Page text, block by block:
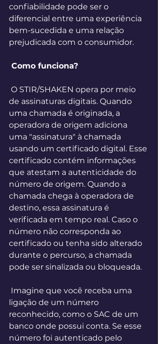
confiabilidade pode ser o
diferencial entre uma experiência
bem-sucedida e uma relação
prejudicada com o consumidor.
Como funciona?
O STIR/SHAKEN opera por meio
de assinaturas digitais. Quando
uma chamada é originada, a
operadora de origem adiciona
uma "assinatura" à chamada
usando um certificado digital. Esse
certificado contém informações
que atestam a autenticidade do
número de origem. Quando a
chamada chega à operadora de
destino, essa assinatura é
verificada em tempo real. Caso o
número não corresponda ao
certificado ou tenha sido alterado
durante o percurso, a chamada
pode ser sinalizada ou bloqueada.
Imagine que você receba uma
ligação de um número
reconhecido, como o SAC de um
banco onde possui conta. Se esse
número foi autenticado pelo